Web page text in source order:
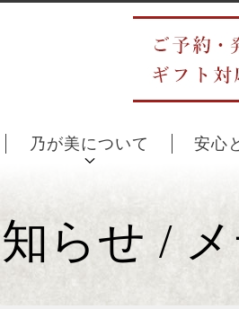
乃が美について 安心
らせ /